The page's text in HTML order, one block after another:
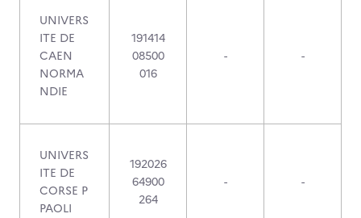
UNIVERS
ITE DE
CAEN
NORMA
NDIE
191414
08500
016
- -
UNIVERS
ITE DE
CORSE P
PAOLI
192026
64900
264
- -